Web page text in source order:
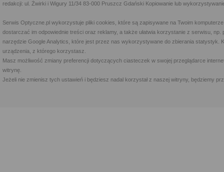
redakcji: ul. Żwirki i Wigury 11/34 83-000 Pruszcz Gdański Kopiowanie lub
Serwis Optyczne.pl wykorzystuje pliki cookies, które są zapisywane na Twoim
dostarczać im odpowiednie treści oraz reklamy, a także ułatwia korzystanie z serwisu,
narzędzie Google Analytics, które jest przez nas wykorzystywane do zbierania statystyk.
urządzenia, z którego korzystasz.
Masz możliwość zmiany preferencji dotyczących ciasteczek w swojej przeglądarce
witrynę.
Jeżeli nie zmienisz tych ustawień i będziesz nadal korzystał z naszej witryny, będziemy